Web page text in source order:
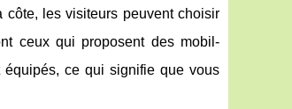
les visiteurs peuvent choisir
ceux qui proposent des mobil-
ce qui signifie que vous